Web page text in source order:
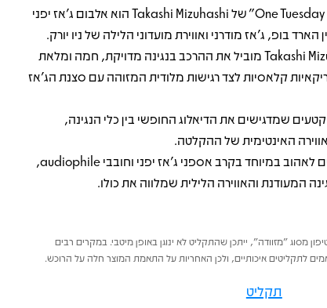
תיאור
האלבום "One Tuesday In New York" של Takashi Mizuhashi הוא אלבום ג'אז יפני
הארד בופ, ג'אז מודרני ואווירת מועדוני הלילה של ניו יורק.
הבסיסט היפני Takashi Mizuhashi מוביל את ההרכב בנגינה מדויקת, חמה ומלאת
קלאסיות לצד רגישות מלודית המזוהה עם סצנת הג'אז
שמדגישים את הדיאלוג החופשי בין כלי הנגינה,
האינטימית של ההקלטה.
האלבום הפך עם השנים לאהוב במיוחד בקרב אספני ג'אז יפני וחובבי audiophile,
המעודנת והאווירה הלילית שמלווה את כולו.
מסוג "מזוודה", ייתכן שהתקליט לא ינוגן באופן מיטבי. במקרים רבים
לתקליטים איכותיים, ולכן האחריות על התאמת המוצר חלה על הרוכש.
תקליט